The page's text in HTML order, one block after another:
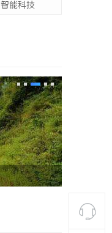
智能科技
雕刻与创新应用